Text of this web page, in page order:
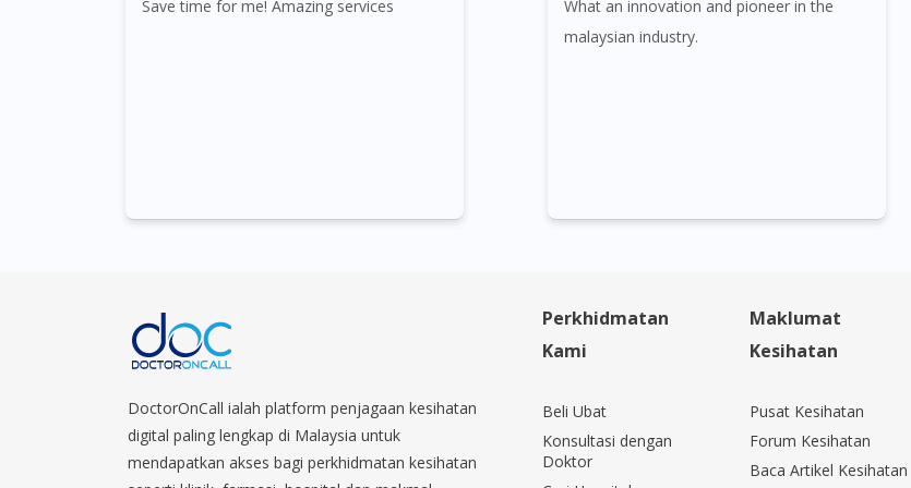
Save time for me! Amazing services
What an innovation and pioneer in the
malaysian industry.
DoctorOnCall ialah platform penjagaan kesihatan
digital paling lengkap di Malaysia untuk
mendapatkan akses bagi perkhidmatan kesihatan
Perkhidmatan
Kami
Beli Ubat
Konsultasi dengan
Doktor
Maklumat
Kesihatan
Pusat Kesihatan
Forum Kesihatan
Baca Artikel Kesihatan